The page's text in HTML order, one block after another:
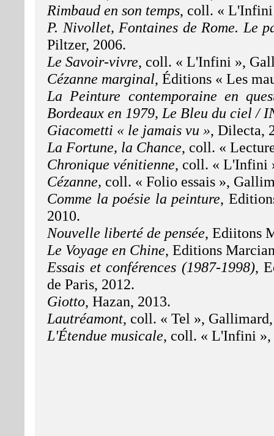
Rimbaud en son temps, coll. «
P. Nivollet, Fontaines de Rome. Le
Piltzer, 2006.
Le Savoir-vivre, coll. « L'Infini »,
Cézanne marginal, Éditions « Les
La Peinture contemporaine en
Bordeaux en 1979, Le Bleu du ciel /
Giacometti « le jamais vu », Dilecta,
La Fortune, la Chance, coll. «
Chronique vénitienne, coll. « L'Infini
Cézanne, coll. « Folio essais »,
Comme la poésie la peinture,
2010.
Nouvelle liberté de pensée, Ediitons
Le Voyage en Chine, Editions
Essais et conférences (1987-1998),
de Paris, 2012.
Giotto, Hazan, 2013.
Lautréamont, coll. « Tel »,
L'Étendue musicale, coll. « L'Infini »,